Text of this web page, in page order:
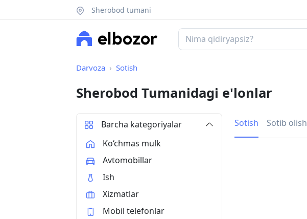
Sherobod tumani
Darvoza Sotish
Sherobod Tumanidagi e'lonlar
Sotish Sotib olish
Barcha kategoriyalar
Ko‘chmas mulk
Avtomobillar
Ish
Xizmatlar
Mobil telefonlar